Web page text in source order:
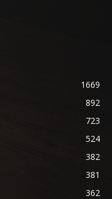
1669
892
723
524
382
381
362